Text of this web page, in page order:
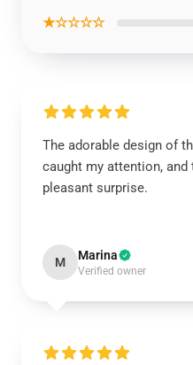
★☆☆☆☆
The adorable design of
caught my attention,
pleasant surprise.
M Marina
Verified owner